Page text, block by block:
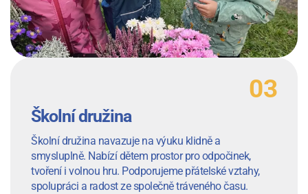
Školní družina
Školní družina navazuje na výuku klidně a
smysluplně. Nabízí dětem prostor pro odpočinek,
tvoření i volnou hru. Podporujeme přátelské vztahy,
spolupráci a radost ze společně tráveného času.